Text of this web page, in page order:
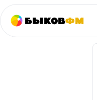
БыковФМ